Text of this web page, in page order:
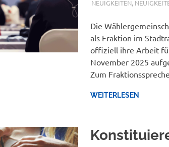
NEUIGKEITEN,
Die
als Fraktion im
offiziell ihre Arbeit
November 2025
Zum
WEITERLESEN